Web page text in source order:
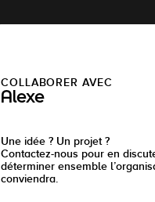
COLLABORER AVEC
Alexe
Une idée ? Un projet ?
Contactez-nous pour en
déterminer ensemble
conviendra.